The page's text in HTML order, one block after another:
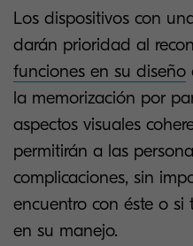
Los dispositivos con
darán prioridad al
funciones en su diseño
la memorización por
aspectos visuales
permitirán a las
complicaciones, sin
encuentro con éste o si
en su manejo.